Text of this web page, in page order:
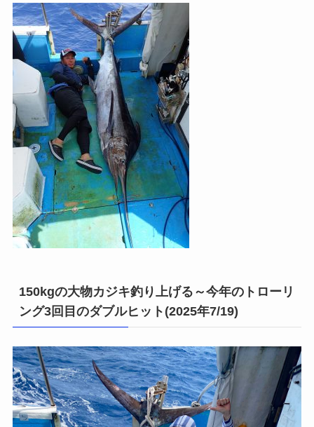
150kgの大物カジキ釣り上げる～今年のトローリ
ング3回目のダブルヒット(2025年7/19)